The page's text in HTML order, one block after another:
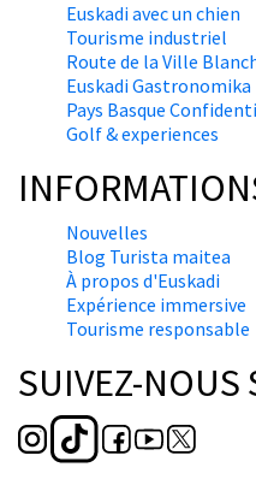
Euskadi avec un chien
Tourisme industriel
Route de la Ville
Euskadi Gastronomika
Pays Basque
Golf & experiences
Nouvelles
Blog Turista maitea
À propos d'Euskadi
Expérience immersive
Tourisme responsable
SUIVEZ-NOUS